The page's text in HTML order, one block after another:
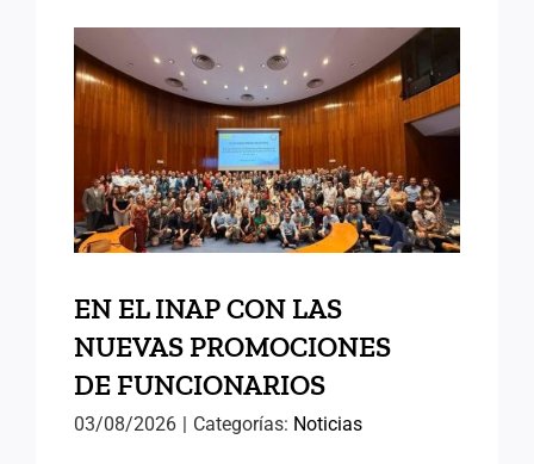
EN EL INAP CON LAS
NUEVAS PROMOCIONES
DE FUNCIONARIOS
EN EL INAP CON LAS
NUEVAS PROMOCIONES
DE FUNCIONARIOS
03/08/2026 | Categorías: Noticias